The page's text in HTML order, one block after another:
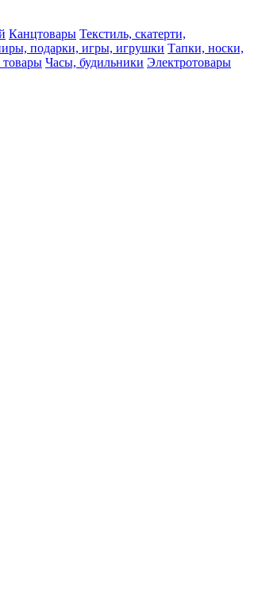
Канцтовары Текстиль, скатерти,
подарки, игры, игрушки Тапки, носки,
товары Часы, будильники Электротовары